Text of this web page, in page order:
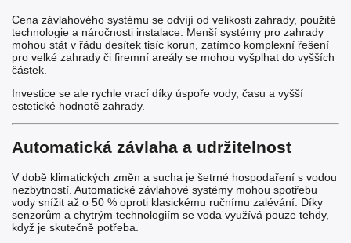
Cena závlahového systému se odvíjí od velikosti zahrady, použité
technologie a náročnosti instalace. Menší systémy pro zahrady
mohou stát v řádu desítek tisíc korun, zatímco komplexní řešení
pro velké zahrady či firemní areály se mohou vyšplhat do vyšších
částek.
Investice se ale rychle vrací díky úspoře vody, času a vyšší
estetické hodnotě zahrady.
Automatická závlaha a udržitelnost
V době klimatických změn a sucha je šetrné hospodaření s vodou
nezbytností. Automatické závlahové systémy mohou spotřebu
vody snížit až o 50 % oproti klasickému ručnímu zalévání. Díky
senzorům a chytrým technologiím se voda využívá pouze tehdy,
když je skutečně potřeba.